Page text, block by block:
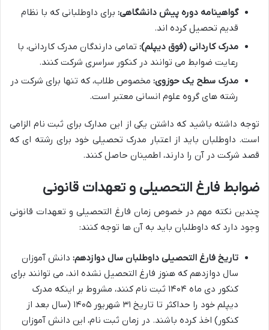
گواهینامه دوره پیش دانشگاهی: برای داوطلبانی که با نظام
قدیم تحصیل کرده اند.
مدرک کاردانی (فوق دیپلم): تمامی دارندگان مدرک کاردانی، با
رعایت ضوابط می توانند در کنکور سراسری شرکت کنند.
مدرک سطح یک حوزوی: مخصوص طلاب، که تنها برای شرکت در
رشته های گروه علوم انسانی معتبر است.
توجه داشته باشید که داشتن یکی از این مدارک برای ثبت نام الزامی
است. داوطلبان باید از اعتبار مدرک تحصیلی خود برای رشته ای که
قصد شرکت در آن را دارند، اطمینان حاصل کنند.
ضوابط فارغ التحصیلی و تعهدات قانونی
چندین نکته مهم در خصوص زمان فارغ التحصیلی و تعهدات قانونی
وجود دارد که داوطلبان باید به آن ها توجه کنند:
تاریخ فارغ التحصیلی داوطلبان سال دوازدهم: دانش آموزان
سال دوازدهم که هنوز فارغ التحصیل نشده اند، می توانند برای
کنکور دی ماه ۱۴۰۴ ثبت نام کنند، مشروط بر اینکه مدرک
دیپلم خود را حداکثر تا تاریخ ۳۱ شهریور ۱۴۰۵ (سال بعد از
کنکور) اخذ کرده باشند. در زمان ثبت نام، این دانش آموزان